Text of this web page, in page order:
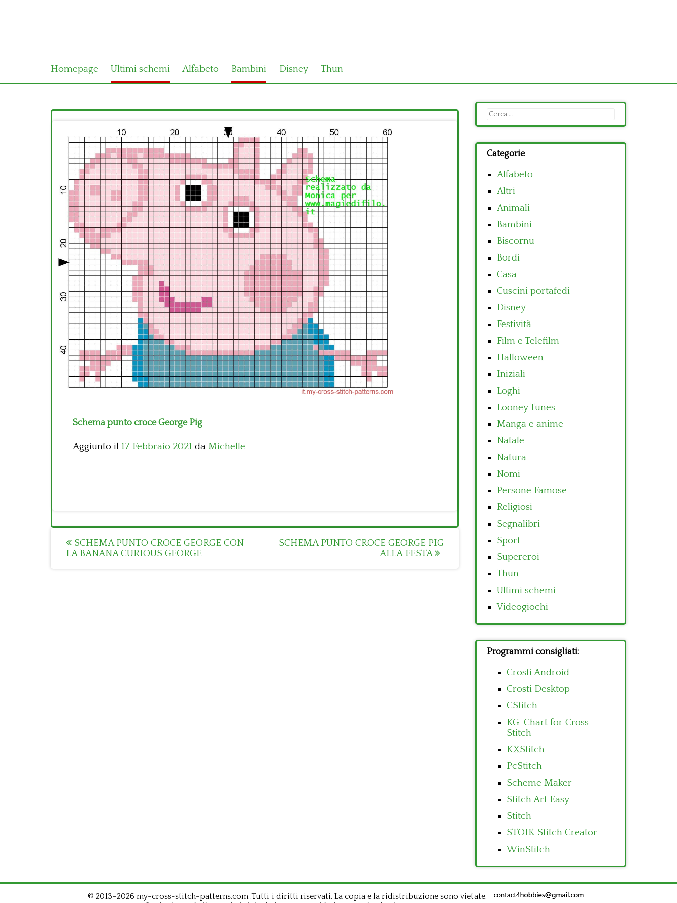
Homepage Ultimi schemi Alfabeto Bambini Disney Thun
Schema punto croce George Pig
Aggiunto il 17 Febbraio 2021 da Michelle
Post
navigation
SCHEMA PUNTO CROCE GEORGE CON
LA BANANA CURIOUS GEORGE
SCHEMA PUNTO CROCE GEORGE PIG
ALLA FESTA
Ricerca
per:
Categorie
Alfabeto
Altri
Animali
Bambini
Biscornu
Bordi
Casa
Cuscini portafedi
Disney
Festività
Film e Telefilm
Halloween
Iniziali
Loghi
Looney Tunes
Manga e anime
Natale
Natura
Nomi
Persone Famose
Religiosi
Segnalibri
Sport
Supereroi
Thun
Ultimi schemi
Videogiochi
Programmi consigliati:
Crosti Android
Crosti Desktop
CStitch
KG-Chart for Cross
Stitch
KXStitch
PcStitch
Scheme Maker
Stitch Art Easy
Stitch
STOIK Stitch Creator
WinStitch
© 2013–2026 my-cross-stitch-patterns.com .Tutti i diritti riservati. La copia e la ridistribuzione sono vietate.